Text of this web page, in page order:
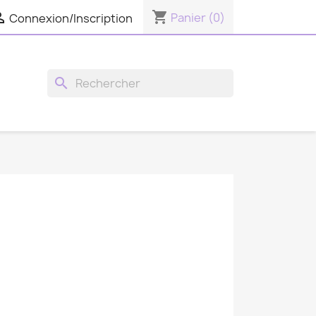
Connexion/Inscription shopping_cart Panier (0)
search